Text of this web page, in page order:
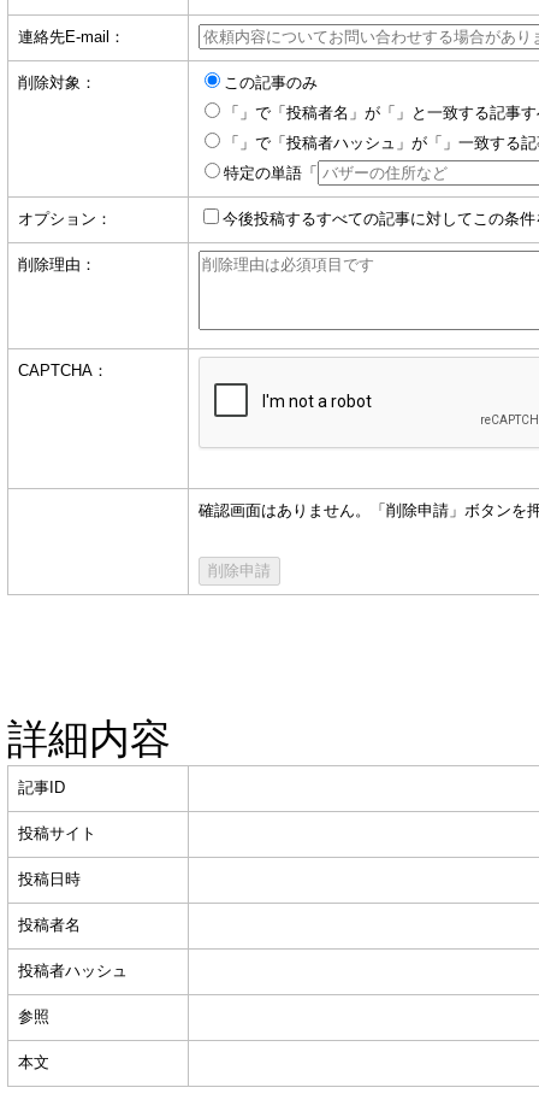
連絡先E-mail：
削除対象：
この記事のみ
「」で「投稿者名」が「」と一致する記事
「」で「投稿者ハッシュ」が「」一致する
特定の単語「
オプション： 今後投稿するすべての記事に対してこの条
削除理由：
CAPTCHA：
確認画面はありません。「削除申請」ボタンを
詳細内容
記事ID
投稿サイト
投稿日時
投稿者名
投稿者ハッシュ
参照
本文